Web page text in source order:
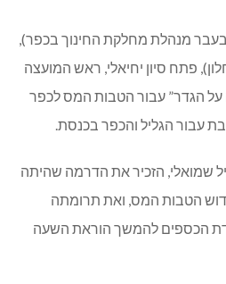
מנהלת מחלקת החינוך בכפר),
(כחלון), פתח סיון יחיאלי, ראש המועצה
הגדר” עבור הטבות המס לכפר
עבור הגליל והכפר בכנסת.
שמואלי, הזכיר את הדרמה שהיתה
הטבות המס, ואת תרומתה
הכספים להמשך הוראת השעה